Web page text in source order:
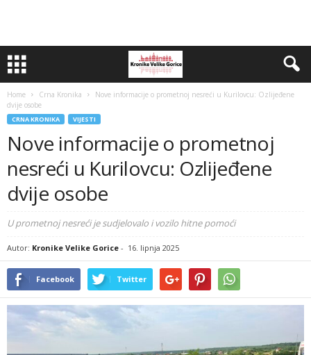
Home Crna Kronika
Nove informacije o prometnoj nesreći u Kurilovcu: Ozlijeđene
dvije osobe
CRNA KRONIKA VIJESTI
Nove informacije o prometnoj
nesreći u Kurilovcu: Ozlijeđene
dvije osobe
U prometnoj nesreći je sudjelovalo i vozilo hitne pomoći
Autor: Kronike Velike Gorice - 16. lipnja 2025
Facebook Twitter